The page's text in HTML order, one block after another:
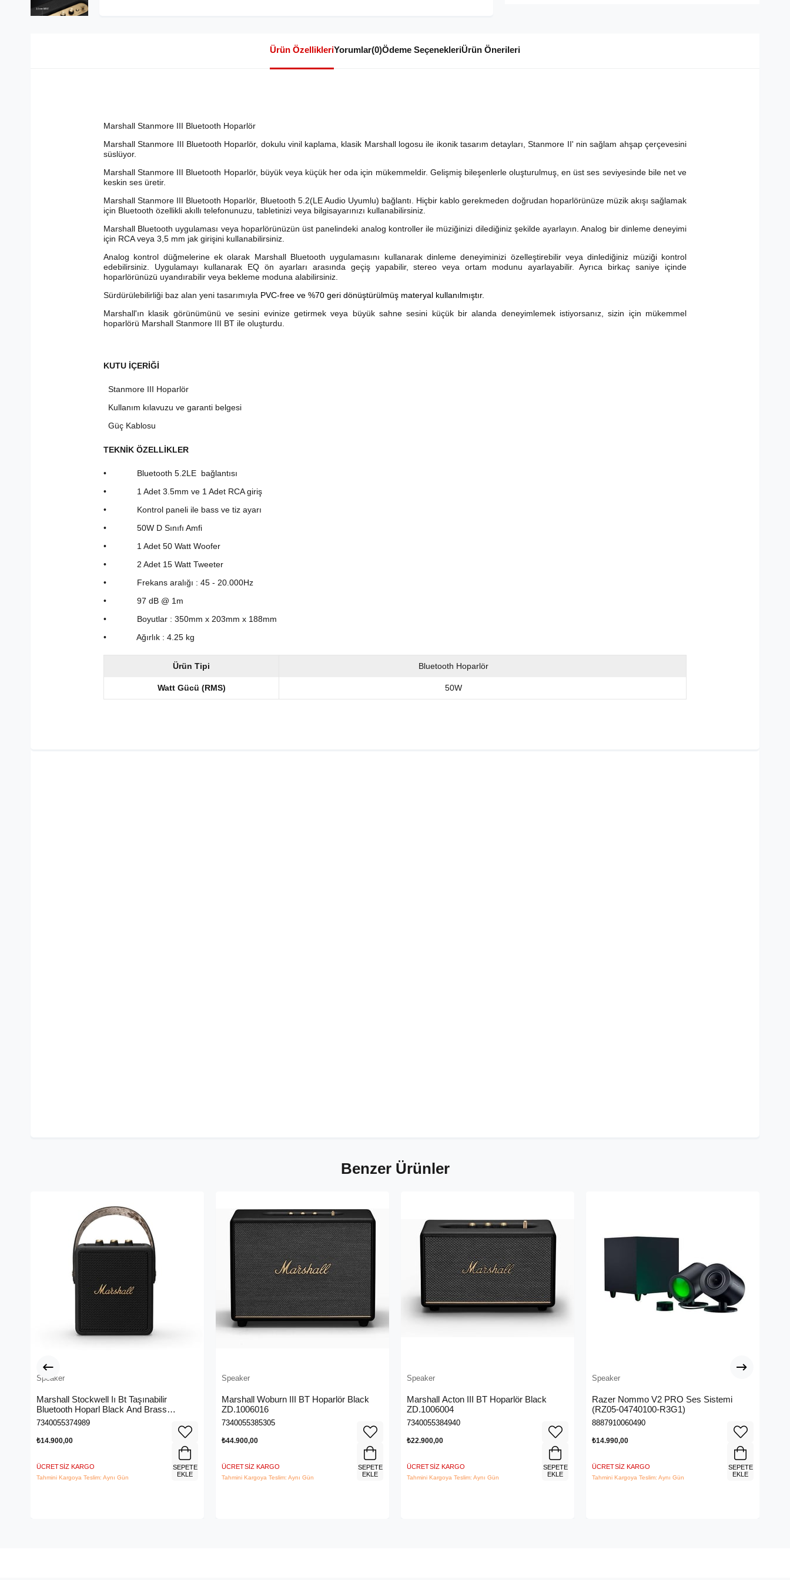
Ürün ÖzellikleriYorumlar(0)Ödeme SeçenekleriÜrün Önerileri
Marshall Stanmore III Bluetooth Hoparlör
Marshall Stanmore III Bluetooth Hoparlör, dokulu vinil kaplama, klasik Marshall logosu ile ikonik tasarım detayları, Stanmore II' nin sağlam ahşap çerçevesini
süslüyor.
Marshall Stanmore III Bluetooth Hoparlör, büyük veya küçük her oda için mükemmeldir. Gelişmiş bileşenlerle oluşturulmuş, en üst ses seviyesinde bile net ve
keskin ses üretir.
Marshall Stanmore III Bluetooth Hoparlör, Bluetooth 5.2(LE Audio Uyumlu) bağlantı. Hiçbir kablo gerekmeden doğrudan hoparlörünüze müzik akışı sağlamak
için Bluetooth özellikli akıllı telefonunuzu, tabletinizi veya bilgisayarınızı kullanabilirsiniz.
Marshall Bluetooth uygulaması veya hoparlörünüzün üst panelindeki analog kontroller ile müziğinizi dilediğiniz şekilde ayarlayın. Analog bir dinleme deneyimi
için RCA veya 3,5 mm jak girişini kullanabilirsiniz.
Analog kontrol düğmelerine ek olarak Marshall Bluetooth uygulamasını kullanarak dinleme deneyiminizi özelleştirebilir veya dinlediğiniz müziği kontrol
edebilirsiniz. Uygulamayı kullanarak EQ ön ayarları arasında geçiş yapabilir, stereo veya ortam modunu ayarlayabilir. Ayrıca birkaç saniye içinde
hoparlörünüzü uyandırabilir veya bekleme moduna alabilirsiniz.
Sürdürülebilirliği baz alan yeni tasarımıyla PVC-free ve %70 geri dönüştürülmüş materyal kullanılmıştır.
Marshall'ın klasik görünümünü ve sesini evinize getirmek veya büyük sahne sesini küçük bir alanda deneyimlemek istiyorsanız, sizin için mükemmel
hoparlörü Marshall Stanmore III BT ile oluşturdu.
KUTU İÇERİĞİ
Stanmore III Hoparlör
Kullanım kılavuzu ve garanti belgesi
Güç Kablosu
TEKNİK ÖZELLİKLER
• Bluetooth 5.2LE bağlantısı
• 1 Adet 3.5mm ve 1 Adet RCA giriş
• Kontrol paneli ile bass ve tiz ayarı
• 50W D Sınıfı Amfi
• 1 Adet 50 Watt Woofer
• 2 Adet 15 Watt Tweeter
• Frekans aralığı : 45 - 20.000Hz
• 97 dB @ 1m
• Boyutlar : 350mm x 203mm x 188mm
• Ağırlık : 4.25 kg
Ürün Tipi Bluetooth Hoparlör
Watt Gücü (RMS) 50W
Benzer Ürünler
Speaker
Marshall Stockwell Iı Bt Taşınabilir
Bluetooth Hoparl Black And Brass
Zd.1005544
7340055374989
₺14.900,00
ÜCRETSIZ KARGO
Tahmini Kargoya Teslim: Aynı Gün
SEPETE
EKLE
Speaker
Marshall Woburn III BT Hoparlör Black
ZD.1006016
7340055385305
₺44.900,00
ÜCRETSIZ KARGO
Tahmini Kargoya Teslim: Aynı Gün
SEPETE
EKLE
Speaker
Marshall Acton III BT Hoparlör Black
ZD.1006004
7340055384940
₺22.900,00
ÜCRETSIZ KARGO
Tahmini Kargoya Teslim: Aynı Gün
SEPETE
EKLE
Speaker
Razer Nommo V2 PRO Ses Sistemi
(RZ05-04740100-R3G1)
8887910060490
₺14.990,00
ÜCRETSIZ KARGO
Tahmini Kargoya Teslim: Aynı Gün
SEPETE
EKLE